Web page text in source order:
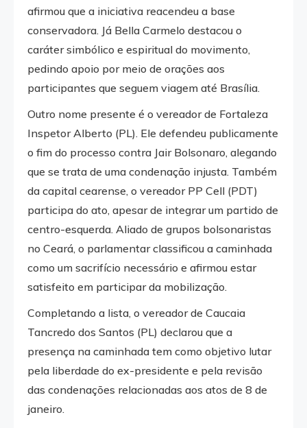
afirmou que a iniciativa reacendeu a base
conservadora. Já Bella Carmelo destacou o
caráter simbólico e espiritual do movimento,
pedindo apoio por meio de orações aos
participantes que seguem viagem até Brasília.
Outro nome presente é o vereador de Fortaleza
Inspetor Alberto (PL). Ele defendeu publicamente
o fim do processo contra Jair Bolsonaro, alegando
que se trata de uma condenação injusta. Também
da capital cearense, o vereador PP Cell (PDT)
participa do ato, apesar de integrar um partido de
centro-esquerda. Aliado de grupos bolsonaristas
no Ceará, o parlamentar classificou a caminhada
como um sacrifício necessário e afirmou estar
satisfeito em participar da mobilização.
Completando a lista, o vereador de Caucaia
Tancredo dos Santos (PL) declarou que a
presença na caminhada tem como objetivo lutar
pela liberdade do ex-presidente e pela revisão
das condenações relacionadas aos atos de 8 de
janeiro.